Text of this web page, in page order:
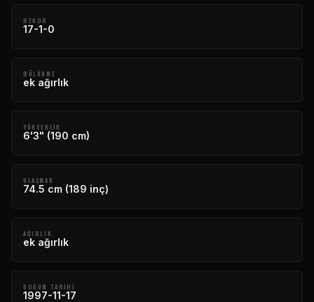
REKOR
17-1-0
BÖLÜNME
ek ağırlık
YÜKSEKLIK
6'3" (190 cm)
ULAŞMAK
74.5 cm (189 inç)
AĞIRLIK
ek ağırlık
DOĞUM TARIHI
1997-11-17